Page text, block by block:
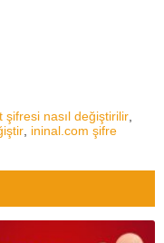
şifresi nasıl değiştirilir,
, ininal.com şifre